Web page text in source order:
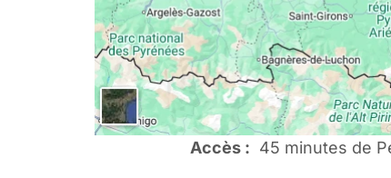
Accès : 45 minutes de